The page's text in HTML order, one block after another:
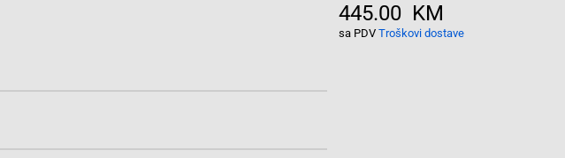
445.00 KM
sa PDV Troškovi dostave